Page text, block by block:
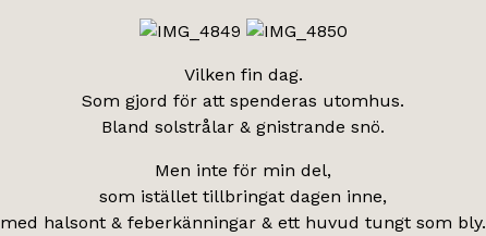
Vilken fin dag.
Som gjord för att spenderas utomhus.
Bland solstrålar & gnistrande snö.
Men inte för min del,
som istället tillbringat dagen inne,
med halsont & feberkänningar & ett huvud tungt som bly.